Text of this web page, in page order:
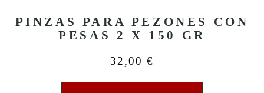
PINZAS PARA PEZONES CON
PESAS 2 X 150 GR
32,00 €